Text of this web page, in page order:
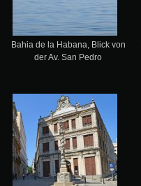
Bahia de la Habana, Blick von
der Av. San Pedro